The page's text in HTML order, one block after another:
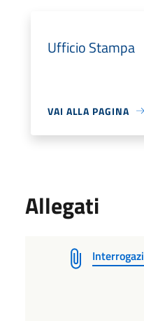
Ufficio Stampa
VAI ALLA PAGINA
Allegati